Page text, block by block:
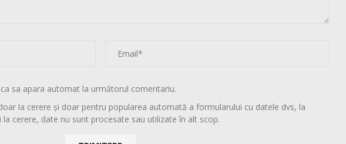
sa apara automat la următorul comentariu.
la cerere și doar pentru popularea automată a formularului cu datele dvs, la
cerere, date nu sunt procesate sau utilizate în alt scop.